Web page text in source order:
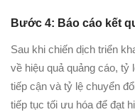
Bước 4: Báo cáo kết
Sau khi chiến dịch triển
về hiệu quả quảng cáo,
tiếp cận và tỷ lệ chuyển
tiếp tục tối ưu hóa để đạt